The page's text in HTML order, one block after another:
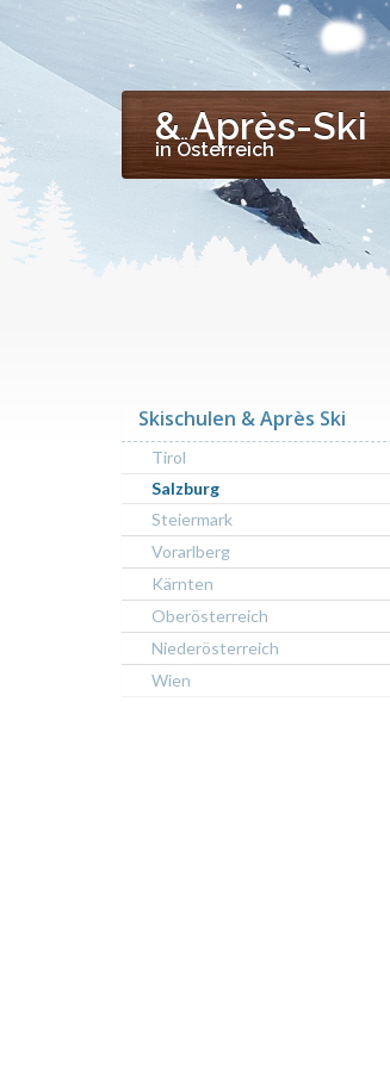
& Après-Ski
in Österreich
Skischulen & Après Ski
Tirol
Salzburg
Steiermark
Vorarlberg
Kärnten
Oberösterreich
Niederösterreich
Wien